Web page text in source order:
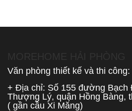
Văn phòng thiết kế và thi công:
+ Địa chỉ: Số 155 đường Bạch
Thượng Lý, quận Hồng Bàng,
( gần cầu Xi Măng)